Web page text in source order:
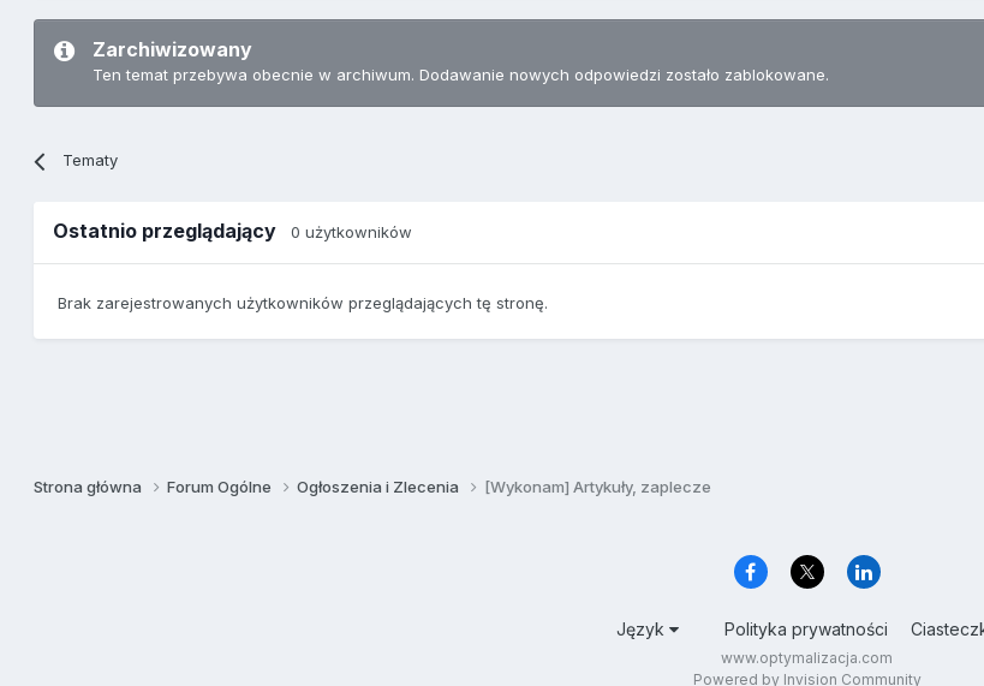
Zarchiwizowany
Ten temat przebywa obecnie w archiwum. Dodawanie nowych odpowiedzi zostało zablokowane.
Tematy
Ostatnio przeglądający0 użytkowników
Brak zarejestrowanych użytkowników przeglądających tę stronę.
Strona główna Forum Ogólne Ogłoszenia i Zlecenia [Wykonam] Artykuły, zaplecze
Język Polityka prywatności
www.optymalizacja.com
Powered by Invision Community